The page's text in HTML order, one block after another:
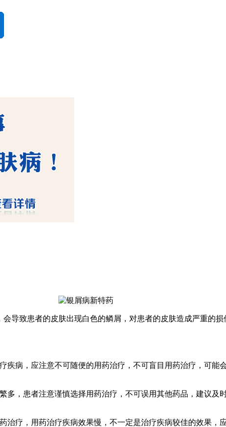
导致患者的皮肤出现白色的鳞屑，对患者的皮肤造成严重的
病，应注意不可随便的用药治疗，不可盲目用药治疗，可能
多，患者注意谨慎选择用药治疗，不可误用其他药品，建议及
治疗，用药治疗疾病效果慢，不一定是治疗疾病较佳的效果，